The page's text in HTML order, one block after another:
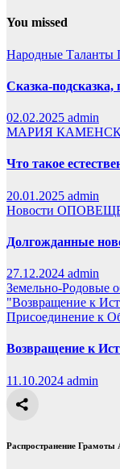
You missed
Народные Таланты
Сказка-
02.02.2025 admin
МАРИЯ
Что такое
20.01.2025 admin
Новости
Долгожданные
27.12.2024 admin
Земельно-Родовые
"Возвращение к
Присоединение к
Возвращение к
11.10.2024 admin
Распространение